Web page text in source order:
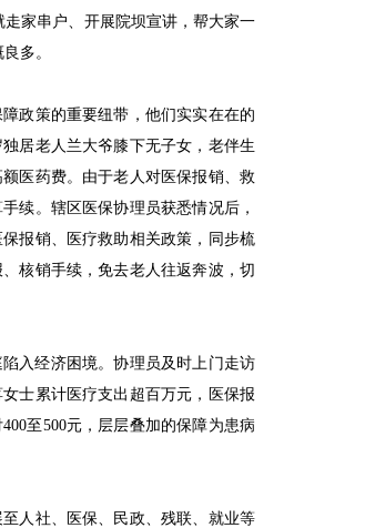
家串户、开展院坝宣讲，帮大家一
多。
政策的重要纽带，他们实实在在的
居老人兰大爷膝下无子女，老伴生
医药费。由于老人对医保报销、救
续。辖区医保协理员获悉情况后，
报销、医疗救助相关政策，同步梳
核销手续，免去老人往返奔波，切
入经济困境。协理员及时上门走访
士累计医疗支出超百万元，医保报
至500元，层层叠加的保障为患病
人社、医保、民政、残联、就业等